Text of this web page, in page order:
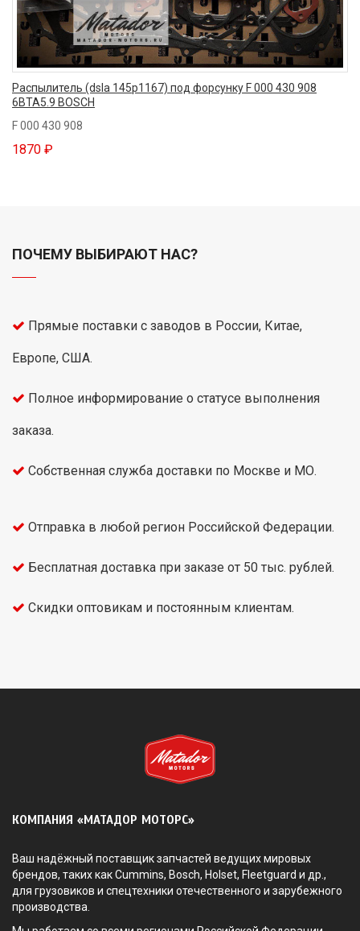
Распылитель (dsla 145p1167) под форсунку F 000 430 908
6BTA5.9 BOSCH
F 000 430 908
1870 ₽
ПОЧЕМУ ВЫБИРАЮТ НАС?
Прямые поставки с заводов в России, Китае,
Европе, США.
Полное информирование о статусе выполнения
заказа.
Собственная служба доставки по Москве и МО.
Отправка в любой регион Российской Федерации.
Бесплатная доставка при заказе от 50 тыс. рублей.
Скидки оптовикам и постоянным клиентам.
КОМПАНИЯ «МАТАДОР МОТОРС»
Ваш надёжный поставщик запчастей ведущих мировых
брендов, таких как Cummins, Bosch, Holset, Fleetguard и др.,
для грузовиков и спецтехники отечественного и зарубежного
производства.